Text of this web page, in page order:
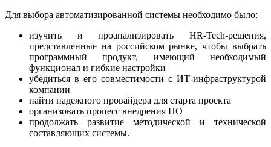
Для выбора автоматизированной системы необходимо было:
изучить и проанализировать HR-Tech-решения,
представленные на российском рынке, чтобы выбрать
программный продукт, имеющий необходимый
функционал и гибкие настройки
убедиться в его совместимости с ИТ-инфраструктурой
компании
найти надежного провайдера для старта проекта
организовать процесс внедрения ПО
продолжать развитие методической и технической
составляющих системы.